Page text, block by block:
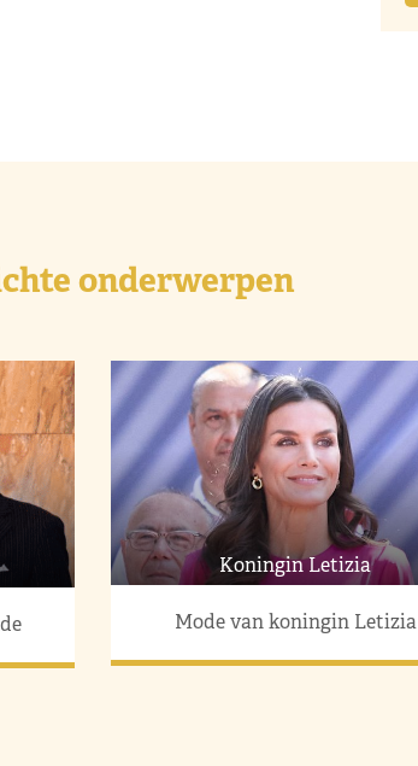
onderwerpen
Koningin Letizia
Mode van koningin Letizia